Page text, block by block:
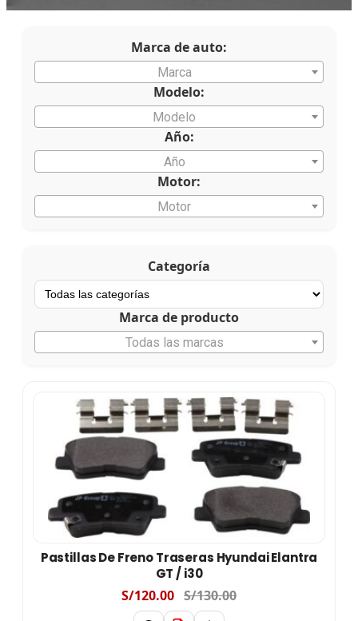
Marca de auto:
Marca
Modelo:
Modelo
Año:
Año
Motor:
Motor
Categoría
Marca de producto
Todas las marcas
Pastillas De Freno Traseras Hyundai Elantra
GT / i30
S/120.00 S/130.00